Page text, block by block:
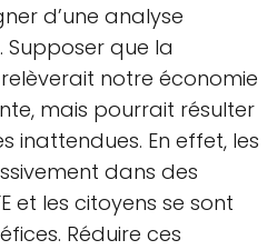
d’une analyse
que la
notre économie
mais pourrait résulter
inattendues. En effet, les
dans des
et les citoyens se sont
Réduire ces